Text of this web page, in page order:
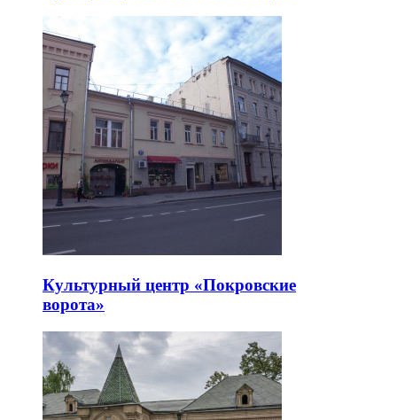
Культурный центр «Покровские
ворота»